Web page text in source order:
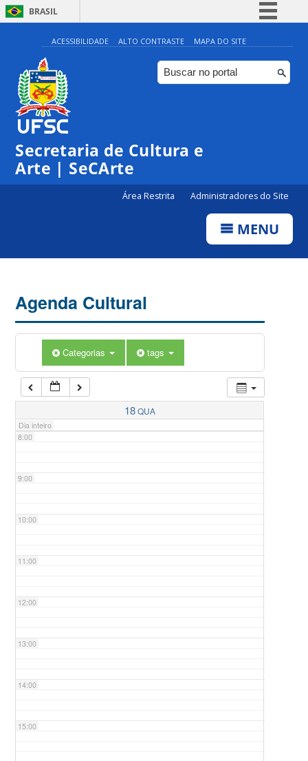
BRASIL
Simplifique!
Comunica BR
Participe
ACESSIBILIDADE ALTO CONTRASTE MAPA DO SITE
Secretaria de Cultura e
Arte | SeCArte
Área Restrita Administradores do Site
MENU
Agenda Cultural
Categorias tags
18QUA
Dia inteiro
0:00
1:00
5:00
7:00
8:00
9:00
10:00
11:00
12:00
13:00
14:00
15:00